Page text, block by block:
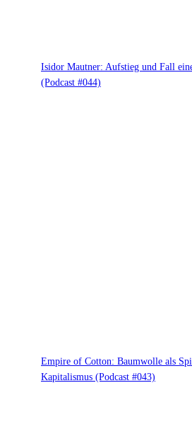
Isidor Mautner: Aufstieg und Fall
(Podcast #044)
Empire of Cotton: Baumwolle als
Kapitalismus (Podcast #043)